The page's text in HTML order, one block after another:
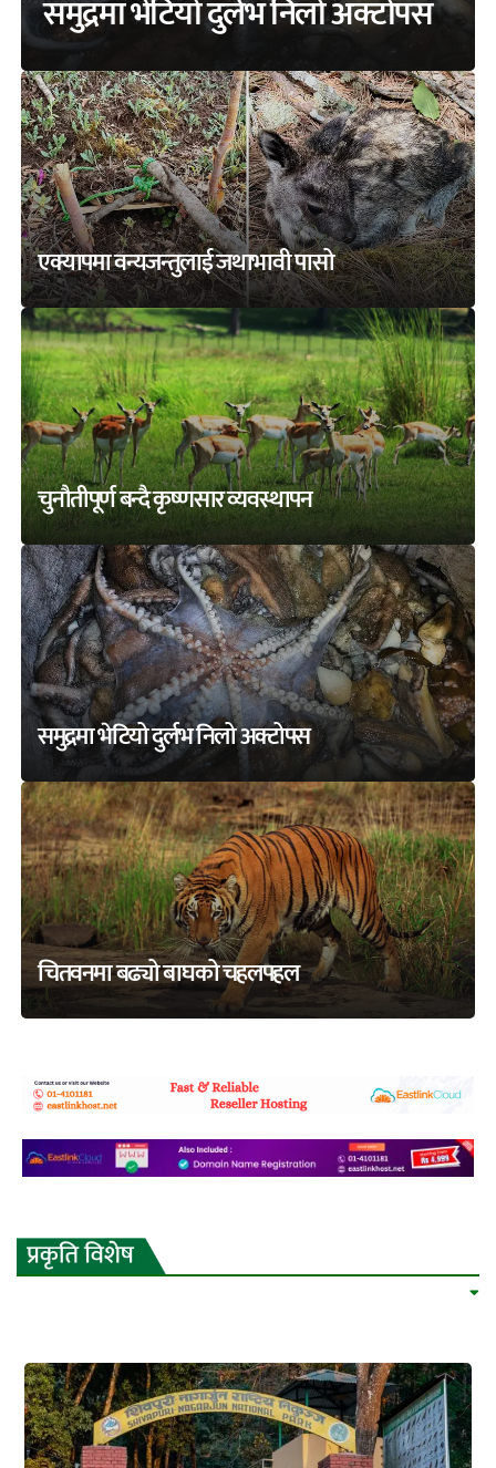
समुद्रमा भेटियो दुर्लभ निलो अक्टोपस
एक्यापमा वन्यजन्तुलाई जथाभावी पासो
चुनौतीपूर्ण बन्दै कृष्णसार व्यवस्थापन
समुद्रमा भेटियो दुर्लभ निलो अक्टोपस
चितवनमा बढ्यो बाघको चहलपहल